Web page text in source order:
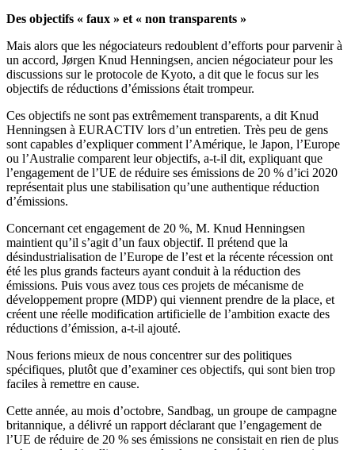
Des objectifs « faux » et « non transparents »
Mais alors que les négociateurs redoublent d’efforts pour parvenir à
un accord, Jørgen Knud Henningsen, ancien négociateur pour les
discussions sur le protocole de Kyoto, a dit que le focus sur les
objectifs de réductions d’émissions était trompeur.
Ces objectifs ne sont pas extrêmement transparents, a dit Knud
Henningsen à EURACTIV lors d’un entretien. Très peu de gens
sont capables d’expliquer comment l’Amérique, le Japon, l’Europe
ou l’Australie comparent leur objectifs, a-t-il dit, expliquant que
l’engagement de l’UE de réduire ses émissions de 20 % d’ici 2020
représentait plus une stabilisation qu’une authentique réduction
d’émissions.
Concernant cet engagement de 20 %, M. Knud Henningsen
maintient qu’il s’agit d’un faux objectif. Il prétend que la
désindustrialisation de l’Europe de l’est et la récente récession ont
été les plus grands facteurs ayant conduit à la réduction des
émissions. Puis vous avez tous ces projets de mécanisme de
développement propre (MDP) qui viennent prendre de la place, et
créent une réelle modification artificielle de l’ambition exacte des
réductions d’émission, a-t-il ajouté.
Nous ferions mieux de nous concentrer sur des politiques
spécifiques, plutôt que d’examiner ces objectifs, qui sont bien trop
faciles à remettre en cause.
Cette année, au mois d’octobre, Sandbag, un groupe de campagne
britannique, a délivré un rapport déclarant que l’engagement de
l’UE de réduire de 20 % ses émissions ne consistait en rien de plus